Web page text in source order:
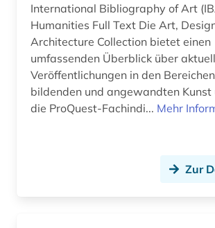
hochschuldidaktik (5)
hochschule (8)
hochschullehre (1)
hochschulmanagement (1)
International Bibliography of Art
Humanities Full Text Die Art, Design &
Architecture Collection bietet einen
umfassenden Überblick über
Veröffentlichungen in den
bildenden und angewandten Kunst
die ProQuest-Fachindi... Mehr
Zur